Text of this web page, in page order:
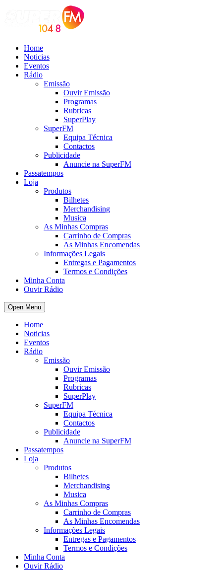
Home
Noticias
Eventos
Rádio
Emissão
Ouvir Emissão
Programas
Rubricas
SuperPlay
SuperFM
Equipa Técnica
Contactos
Publicidade
Anuncie na SuperFM
Passatempos
Loja
Produtos
Bilhetes
Merchandising
Musica
As Minhas Compras
Carrinho de Compras
As Minhas Encomendas
Informações Legais
Entregas e Pagamentos
Termos e Condições
Minha Conta
Ouvir Rádio
Open Menu
Home
Noticias
Eventos
Rádio
Emissão
Ouvir Emissão
Programas
Rubricas
SuperPlay
SuperFM
Equipa Técnica
Contactos
Publicidade
Anuncie na SuperFM
Passatempos
Loja
Produtos
Bilhetes
Merchandising
Musica
As Minhas Compras
Carrinho de Compras
As Minhas Encomendas
Informações Legais
Entregas e Pagamentos
Termos e Condições
Minha Conta
Ouvir Rádio